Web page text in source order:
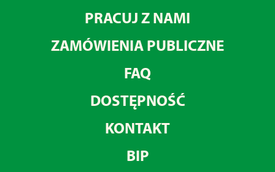
PRACUJ Z NAMI
ZAMÓWIENIA PUBLICZNE
FAQ
DOSTĘPNOŚĆ
KONTAKT
BIP